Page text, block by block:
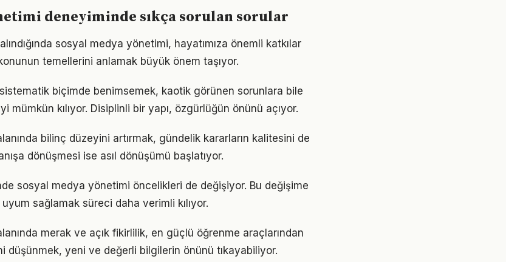
deneyiminde sıkça sorulan sorular
sosyal medya yönetimi, hayatımıza önemli katkılar
temellerini anlamak büyük önem taşıyor.
biçimde benimsemek, kaotik görünen sorunlara bile
mümkün kılıyor. Disiplinli bir yapı, özgürlüğün önünü açıyor.
bilinç düzeyini artırmak, gündelik kararların kalitesini de
dönüşmesi ise asıl dönüşümü başlatıyor.
sosyal medya yönetimi öncelikleri de değişiyor. Bu değişime
sağlamak süreci daha verimli kılıyor.
merak ve açık fikirlilik, en güçlü öğrenme araçlarından
düşünmek, yeni ve değerli bilgilerin önünü tıkayabiliyor.